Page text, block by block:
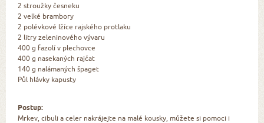
2 stroužky česneku
2 velké brambory
2 polévkové lžíce rajského protlaku
2 litry zeleninového vývaru
400 g fazolí v plechovce
400 g nasekaných rajčat
140 g nalámaných špaget
Půl hlávky kapusty
Postup:
Mrkev, cibuli a celer nakrájejte na malé kousky, můžete si pomoci i